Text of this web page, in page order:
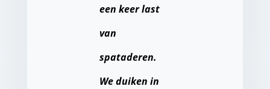
een keer last
van
spataderen.
We duiken in